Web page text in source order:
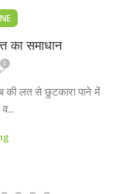
का समाधान
0
की लत से छुटकारा पाने में